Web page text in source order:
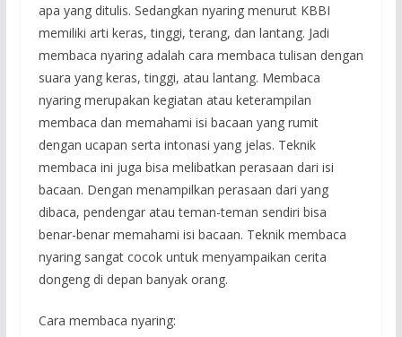
apa yang ditulis. Sedangkan nyaring menurut KBBI
memiliki arti keras, tinggi, terang, dan lantang. Jadi
membaca nyaring adalah cara membaca tulisan dengan
suara yang keras, tinggi, atau lantang. Membaca
nyaring merupakan kegiatan atau keterampilan
membaca dan memahami isi bacaan yang rumit
dengan ucapan serta intonasi yang jelas. Teknik
membaca ini juga bisa melibatkan perasaan dari isi
bacaan. Dengan menampilkan perasaan dari yang
dibaca, pendengar atau teman-teman sendiri bisa
benar-benar memahami isi bacaan. Teknik membaca
nyaring sangat cocok untuk menyampaikan cerita
dongeng di depan banyak orang.
Cara membaca nyaring: